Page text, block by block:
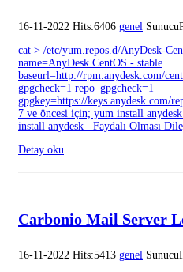
16-11-2022 Hits:6406 genel
cat > /etc/yum.repos.d/AnyDesk-
name=AnyDesk CentOS - stable
baseurl=http://rpm.anydesk.com/
gpgcheck=1 repo_gpgcheck=1
gpgkey=https://keys.anydesk.com/
7 ve öncesi için; yum install
install anydesk Faydalı Olması
Detay oku
Carbonio Mail Server
16-11-2022 Hits:5413 genel